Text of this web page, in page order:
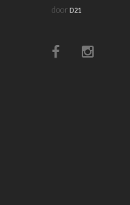
doorD21